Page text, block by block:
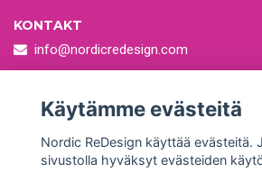
KONTAKT
info@nordicredesign.com
Skicka oss ett mail!
Käytämme evästeitä
Nordic ReDesign käyttää evästeitä.
sivustolla hyväksyt evästeiden